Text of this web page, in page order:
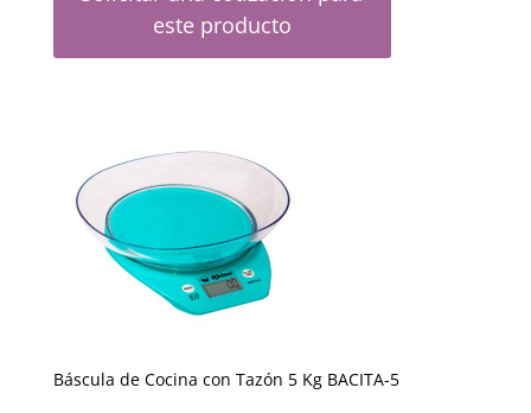
este producto
Báscula de Cocina con Tazón 5 Kg BACITA-5